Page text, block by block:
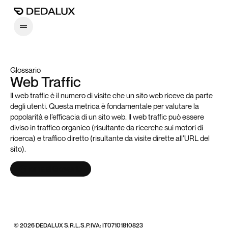
Glossario
Web Traffic
Il web traffic è il numero di visite che un sito web riceve da parte
degli utenti. Questa metrica è fondamentale per valutare la
popolarità e l’efficacia di un sito web. Il web traffic può essere
diviso in traffico organico (risultante da ricerche sui motori di
ricerca) e traffico diretto (risultante da visite dirette all’URL del
sito).
© 2026 DEDALUX S.R.L.S.P.IVA: IT07101810823